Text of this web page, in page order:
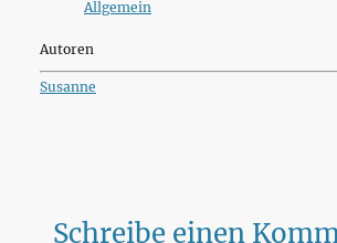
Allgemein
Autoren
Susanne
Schreibe einen